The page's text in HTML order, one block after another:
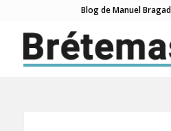
Blog de Manuel